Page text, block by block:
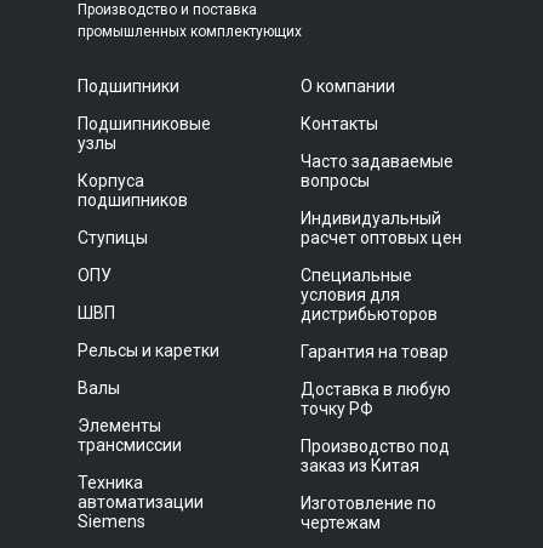
Производство и поставка
промышленных комплектующих
Подшипники
Подшипниковые
узлы
Корпуса
подшипников
Ступицы
ОПУ
ШВП
Рельсы и каретки
Валы
Элементы
трансмиссии
Техника
автоматизации
Siemens
О компании
Контакты
Часто задаваемые
вопросы
Индивидуальный
расчет оптовых цен
Специальные
условия для
дистрибьюторов
Гарантия на товар
Доставка в любую
точку РФ
Производство под
заказ из Китая
Изготовление по
чертежам